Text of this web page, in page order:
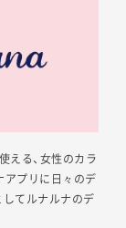
える、女性のカラ
アプリに日々のデ
てルナルナのデ